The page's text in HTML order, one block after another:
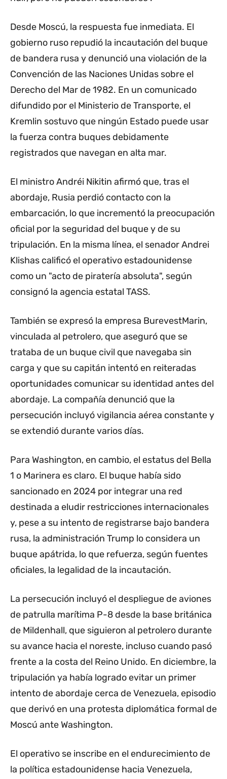
Desde Moscú, la respuesta fue inmediata. El
gobierno ruso repudió la incautación del buque
de bandera rusa y denunció una violación de la
Convención de las Naciones Unidas sobre el
Derecho del Mar de 1982. En un comunicado
difundido por el Ministerio de Transporte, el
Kremlin sostuvo que ningún Estado puede usar
la fuerza contra buques debidamente
registrados que navegan en alta mar.
El ministro Andréi Nikitin afirmó que, tras el
abordaje, Rusia perdió contacto con la
embarcación, lo que incrementó la preocupación
oficial por la seguridad del buque y de su
tripulación. En la misma línea, el senador Andrei
Klishas calificó el operativo estadounidense
como un "acto de piratería absoluta", según
consignó la agencia estatal TASS.
También se expresó la empresa BurevestMarin,
vinculada al petrolero, que aseguró que se
trataba de un buque civil que navegaba sin
carga y que su capitán intentó en reiteradas
oportunidades comunicar su identidad antes del
abordaje. La compañía denunció que la
persecución incluyó vigilancia aérea constante y
se extendió durante varios días.
Para Washington, en cambio, el estatus del Bella
1 o Marinera es claro. El buque había sido
sancionado en 2024 por integrar una red
destinada a eludir restricciones internacionales
y, pese a su intento de registrarse bajo bandera
rusa, la administración Trump lo considera un
buque apátrida, lo que refuerza, según fuentes
oficiales, la legalidad de la incautación.
La persecución incluyó el despliegue de aviones
de patrulla marítima P-8 desde la base británica
de Mildenhall, que siguieron al petrolero durante
su avance hacia el noreste, incluso cuando pasó
frente a la costa del Reino Unido. En diciembre, la
tripulación ya había logrado evitar un primer
intento de abordaje cerca de Venezuela, episodio
que derivó en una protesta diplomática formal de
Moscú ante Washington.
El operativo se inscribe en el endurecimiento de
la política estadounidense hacia Venezuela,